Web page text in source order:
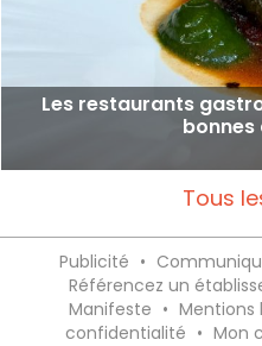
Les restaurants
bonnes
Tous
Publicité •
Référencez un
Manifeste • Mentions
confidentialité • Mon